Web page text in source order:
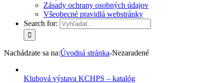
Zásady ochrany osobných údajov
Všeobecné pravidlá webstránky
Search for:
Nachádzate sa na:Úvodná stránka-Nezaradené
Klubová výstava KCHPS – katalóg